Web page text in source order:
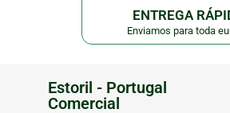
ENTREGA
Enviamos para toda
Estoril - Portugal
Comercial